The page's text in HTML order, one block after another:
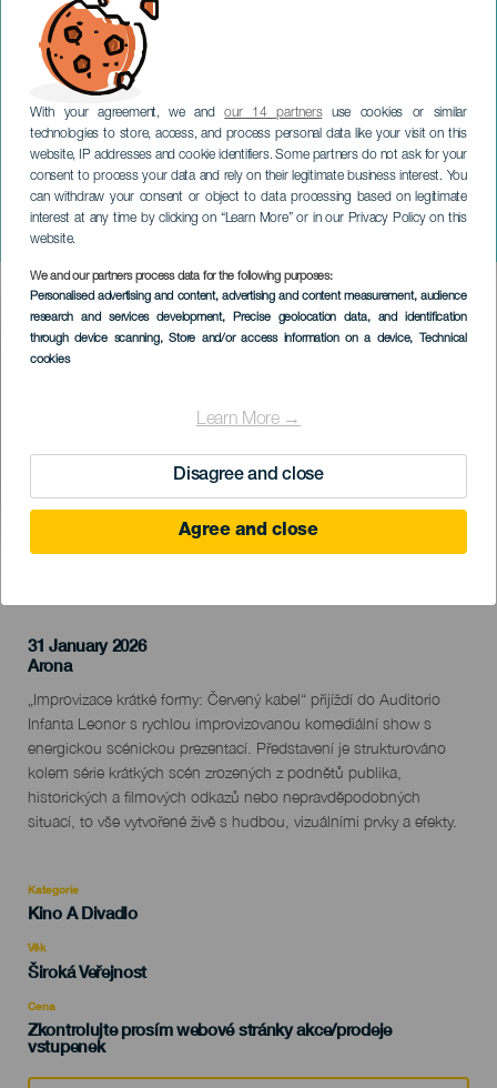
With your agreement, we andour 14 partnersuse cookies or similar
technologies to store, access, and process personal data like your visit on this
website, IP addresses and cookie identifiers. Some partners do not ask for your
consent to process your data and rely on their legitimate business interest. You
can withdraw your consent or object to data processing based on legitimate
interest at any time by clicking on “Learn More” or in our Privacy Policy on this
website.
We and our partners process data for the following purposes:
Personalised advertising and content, advertising and content measurement, audience
research and services development, Precise geolocation data, and identification
through device scanning, Store and/or access information on a device, Technical
cookies
Learn More →
Disagree and close
Agree and close
Zkrácená improvizace:
Červený kabel
TENERIFE
Imagen
Listado
PROBĚHLÉ AKCE
31 January 2026
Localidad
Arona
Descripción
del
evento
„Improvizace krátké formy: Červený kabel“ přijíždí do Auditorio
Infanta Leonor s rychlou improvizovanou komediální show s
energickou scénickou prezentací. Představení je strukturováno
kolem série krátkých scén zrozených z podnětů publika,
historických a filmových odkazů nebo nepravděpodobných
situací, to vše vytvořené živě s hudbou, vizuálními prvky a efekty.
Kategorie
Categoría
evento
Kino A Divadlo
Věk
Edad
Recomendada
Široká Veřejnost
Cena
Zkontrolujte prosím webové stránky akce/prodeje
vstupenek